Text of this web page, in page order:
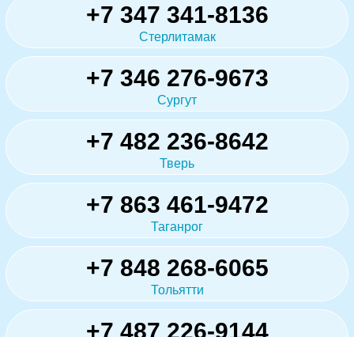
+7 347 341-8136
Стерлитамак
+7 346 276-9673
Сургут
+7 482 236-8642
Тверь
+7 863 461-9472
Таганрог
+7 848 268-6065
Тольятти
+7 487 226-9144